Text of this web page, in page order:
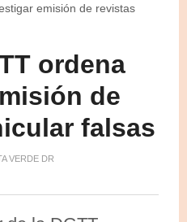
ordena
de
falsas
VERDE DR